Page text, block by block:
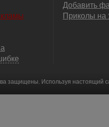
Добавить
Приколы
защищены. Используя настоящий